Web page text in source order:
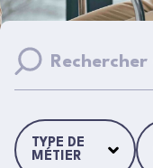
TYPE DE
MÉTIER